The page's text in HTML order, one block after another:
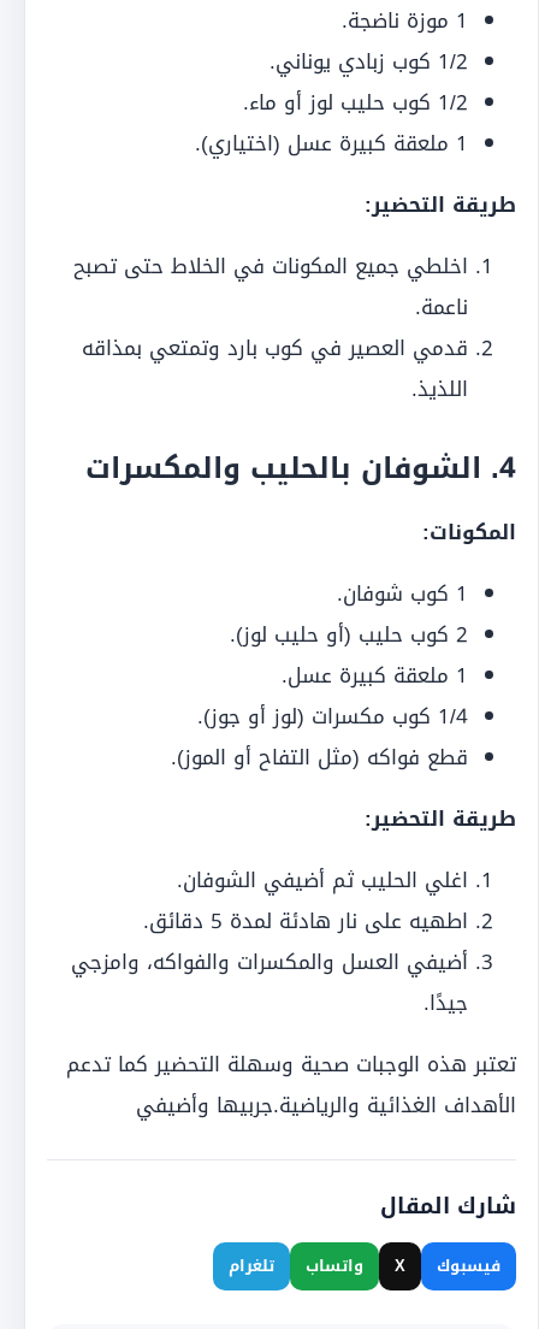
1 موزة ناضجة.
1/2 كوب زبادي يوناني.
1/2 كوب حليب لوز أو ماء.
1 ملعقة كبيرة عسل (اختياري).
طريقة التحضير:
اخلطي جميع المكونات في الخلاط حتى تصبح
ناعمة.
قدمي العصير في كوب بارد وتمتعي بمذاقه
اللذيذ.
4. الشوفان بالحليب والمكسرات
المكونات:
1 كوب شوفان.
2 كوب حليب (أو حليب لوز).
1 ملعقة كبيرة عسل.
1/4 كوب مكسرات (لوز أو جوز).
قطع فواكه (مثل التفاح أو الموز).
طريقة التحضير:
اغلي الحليب ثم أضيفي الشوفان.
اطهيه على نار هادئة لمدة 5 دقائق.
أضيفي العسل والمكسرات والفواكه، وامزجي
جيدًا.
تعتبر هذه الوجبات صحية وسهلة التحضير كما تدعم
الأهداف الغذائية والرياضية.جربيها وأضيفي
شارك المقال
فيسبوك X واتساب تلغرام